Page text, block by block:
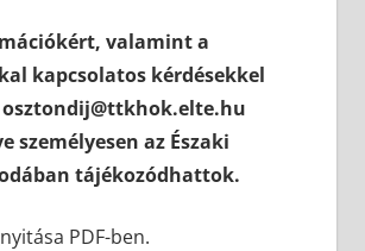
valamint a
kapcsolatos kérdésekkel
személyesen az Északi
tájékozódhattok.
PDF-ben.